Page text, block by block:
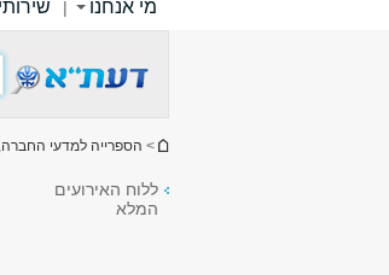
מי אנחנו |
הינך נמצא כאן
> הספרייה למדעי החברה,
ללוח האירועים
המלא